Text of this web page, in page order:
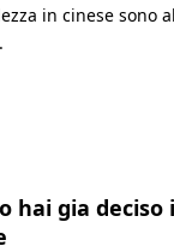
in cinese sono
hai gia deciso